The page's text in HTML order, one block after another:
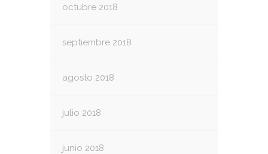
octubre 2018
septiembre 2018
agosto 2018
julio 2018
junio 2018